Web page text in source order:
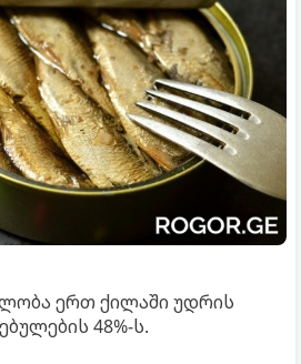
ერთ ქილაში უდრის
48%-ს.